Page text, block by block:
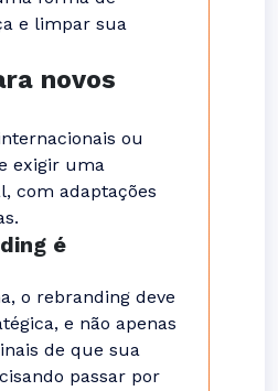
e limpar sua
novos
ou
exigir uma
com adaptações
é
o rebranding deve
e não apenas
de que sua
passar por